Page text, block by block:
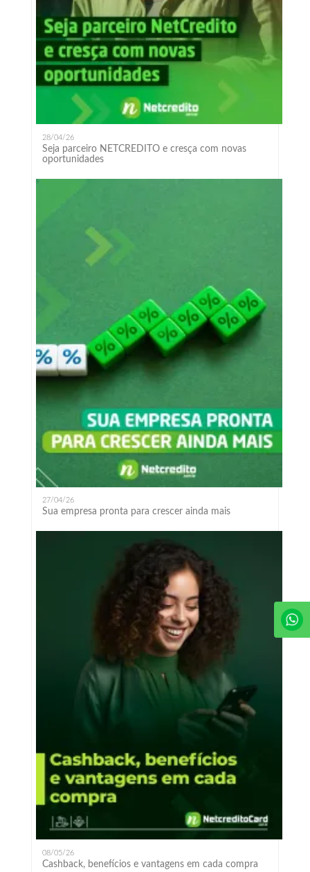
28/04/26
Seja parceiro NETCREDITO e cresça com novas
oportunidades
27/04/26
Sua empresa pronta para crescer ainda mais
08/05/26
Cashback, benefícios e vantagens em cada compra